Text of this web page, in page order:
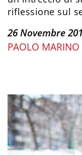
riflessione sul
26 Novembre
PAOLO MARINO